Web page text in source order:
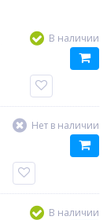
В наличии
Нет в наличии
В наличии